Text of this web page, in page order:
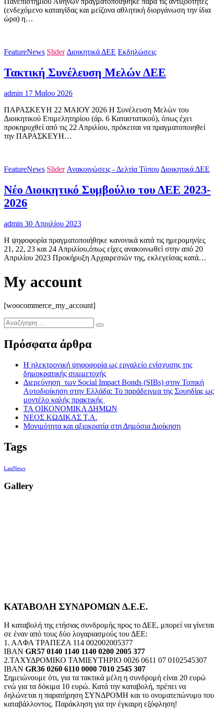
(ενδεχόμενο καταιγίδας και μείζονα αθλητική διοργάνωση την ίδια
ώρα) η…
FeatureNews Slider Διοικητικά ΔΕΕ Εκδηλώσεις
Τακτική Συνέλευση Μελών ΔΕΕ
admin 17 Μαΐου 2026
ΠΑΡΑΣΚΕΥΗ 22 ΜΑΙΟΥ 2026 Η Συνέλευση Μελών του
Διοικητικού Επιμελητηρίου (άρ. 6 Καταστατικού), όπως έχει
προκηρυχθεί από τις 22 Απριλίου, πρόκειται να πραγματοποιηθεί
την ΠΑΡΑΣΚΕΥΗ…
FeatureNews Slider Ανακοινώσεις - Δελτία Τύπου Διοικητικά ΔΕΕ
Νέο Διοικητικό Συμβούλιο του ΔΕΕ 2023-
2026
admin 30 Απριλίου 2023
Η ψηφοφορία πραγματοποιήθηκε κανονικά κατά τις ημερομηνίες
21, 22, 23 και 24 Απριλίου,όπως είχες ανακοινωθεί στην από 20
Απριλίου 2023 Προκήρυξη Αρχαιρεσιών της, εκλεγείσας κατά…
My account
[woocommerce_my_account]
Αναζήτηση
…
Πρόσφατα άρθρα
Η ηλεκτρονική ψηφοφορία ως εργαλείο ενίσχυσης της
δημοκρατικής συμμετοχής
Διερεύνηση των Social Impact Bonds (SIBs) στην Τοπική
Αυτοδιοίκηση στην Ελλάδα: Το παράδειγμα της Σουηδίας ως
μοντέλο καλής πρακτικής
ΤΑ ΟΙΚΟΝΟΜΙΚΑ ΔΗΜΩΝ
ΝΕΟΣ ΚΩΔΙΚΑΣ Τ.Α.
Μονιμότητα και αξιοκρατία στη Δημόσια Διοίκηση
Tags
LastNews
Gallery
ΚΑΤΑΒΟΛΗ ΣΥΝΔΡΟΜΩΝ Δ.Ε.Ε.
Η καταβολή της ετήσιας συνδρομής προς το ΔΕΕ, μπορεί να γίνεται
σε έναν από τους δύο λογαριασμούς του ΔΕΕ:
1. ΑΛΦΑ ΤΡΑΠΕΖΑ 114 002002005377
IBAN GR57 0140 1140 1140 0200 2005 377
2.ΤΑΧΥΔΡΟΜΙΚΟ ΤΑΜΙΕΥΤΗΡΙΟ 0026 0611 07 0102545307
IBAN GR36 0260 6110 0000 7010 2545 307
Σημειώνουμε ότι, για τα τακτικά μέλη η συνδρομή είναι 20 ευρώ
ενώ για τα δόκιμα 10 ευρώ. Κατά την καταβολή, πρέπει να
δηλώνεται η παρατήρηση ΣΥΝΔΡΟΜΗ και το ονοματεπώνυμο του
καταβάλλοντος. Παράκληση για την έγκαιρη εξόφληση!